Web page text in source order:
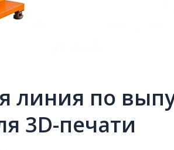
линия по
3D-печати